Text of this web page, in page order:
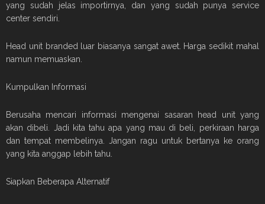
yang sudah jelas importirnya, dan yang sudah punya service
center sendiri.
Head unit branded luar biasanya sangat awet. Harga sedikit mahal
namun memuaskan.
Kumpulkan Informasi
Berusaha mencari informasi mengenai sasaran head unit yang
akan dibeli. Jadi kita tahu apa yang mau di beli, perkiraan harga
dan tempat membelinya. Jangan ragu untuk bertanya ke orang
yang kita anggap lebih tahu.
Siapkan Beberapa Alternatif